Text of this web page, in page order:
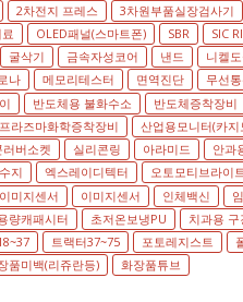
2차전지 프레스 3차원부품실장검사기
OLED패널(스마트폰) SBR SIC
굴삭기 금속자성코어 낸드 니켈
나 메모리테스터 면역진단 무선
반도체용 불화수소 반도체증착장비
라즈마화학증착장비 산업용모니터(카지
버소켓 실리콘링 아라미드 안과
지 엑스레이디텍터 오토모티브라이
이미지센서 이미지센서 인체백신
량캐패시터 초저온보냉PU 치과용
트랙터37~75 포토레지스트
품미백(리쥬란등) 화장품튜브